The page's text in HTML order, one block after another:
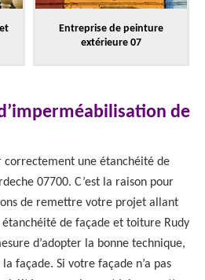
Entreprise de peinture
extérieure 07
de
correctement une étanchéité de
07700. C’est la raison pour
de remettre votre projet allant
étanchéité de façade et toiture Rudy
d’adopter la bonne technique,
façade. Si votre façade n’a pas